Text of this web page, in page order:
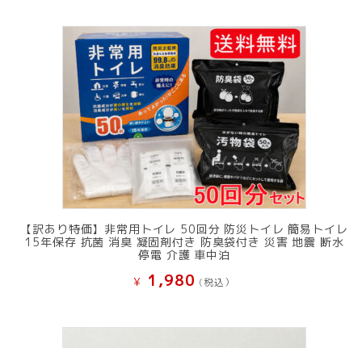
【訳あり特価】非常用トイレ 50回分 防災トイレ 簡易トイレ
15年保存 抗菌 消臭 凝固剤付き 防臭袋付き 災害 地震 断水
停電 介護 車中泊
¥ 1,980 (税込）